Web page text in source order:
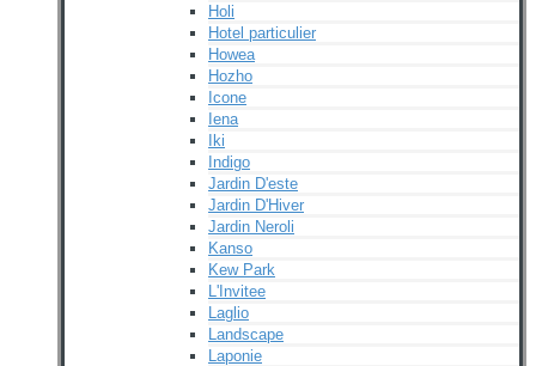
Holi
Hotel particulier
Howea
Hozho
Icone
Iena
Iki
Indigo
Jardin D'este
Jardin D'Hiver
Jardin Neroli
Kanso
Kew Park
L'Invitee
Laglio
Landscape
Laponie